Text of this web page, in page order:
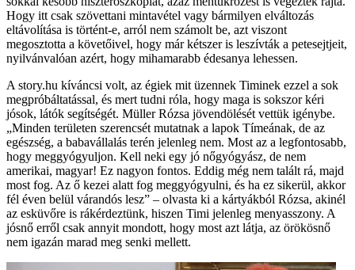
Hogy itt csak szövettani mintavétel vagy bármilyen elváltozás
eltávolítása is történt-e, arról nem számolt be, azt viszont
megosztotta a követőivel, hogy már kétszer is leszívták a petesejtjeit,
nyilvánvalóan azért, hogy mihamarabb édesanya lehessen.
A story.hu kíváncsi volt, az égiek mit üzennek Timinek ezzel a sok
megpróbáltatással, és mert tudni róla, hogy maga is sokszor kéri
jósok, látók segítségét. Müller Rózsa jövendölését vettük igénybe.
„Minden területen szerencsét mutatnak a lapok Tímeának, de az
egészség, a babavállalás terén jelenleg nem. Most az a legfontosabb,
hogy meggyógyuljon. Kell neki egy jó nőgyógyász, de nem
amerikai, magyar! Ez nagyon fontos. Eddig még nem talált rá, majd
most fog. Az ő kezei alatt fog meggyógyulni, és ha ez sikerül, akkor
fél éven belül várandós lesz” – olvasta ki a kártyákból Rózsa, akinél
az esküvőre is rákérdeztünk, hiszen Timi jelenleg menyasszony. A
jósnő erről csak annyit mondott, hogy most azt látja, az örökösnő
nem igazán marad meg senki mellett.